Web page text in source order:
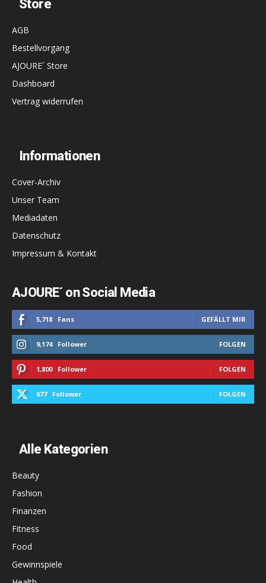
Store
AGB
Bestellvorgang
AJOURE´ Store
Dashboard
Vertrag widerrufen
Informationen
Cover-Archiv
Unser Team
Mediadaten
Datenschutz
Impressum & Kontakt
AJOURE´ on Social Media
5,718 Fans GEFÄLLT MIR
9,174 Follower FOLGEN
1,800 Follower FOLGEN
677 Follower FOLGEN
Alle Kategorien
Beauty
Fashion
Finanzen
Fitness
Food
Gewinnspiele